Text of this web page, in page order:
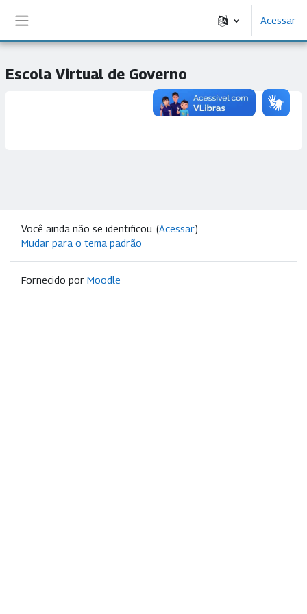
Acessar
Escola Virtual de Governo
Você ainda não se identificou. (Acessar)
Mudar para o tema padrão
Fornecido por Moodle